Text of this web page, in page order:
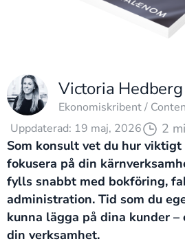
Victoria Hedberg
Ekonomiskribent /
Uppdaterad: 19 maj, 2026
2
Som konsult vet du hur
fokusera på din
fylls snabbt med bokföring,
administration. Tid som du
kunna lägga på dina kunder
din verksamhet.